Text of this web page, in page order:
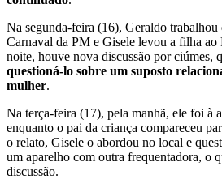
Na segunda-feira (16), Geraldo trabalhou
Carnaval da PM e Gisele levou a filha ao
noite, houve nova discussão por ciúmes,
questioná-lo sobre um suposto
mulher.
Na terça-feira (17), pela manhã, ele foi à
enquanto o pai da criança compareceu
o relato, Gisele o abordou no local e
um aparelho com outra frequentadora, o
discussão.